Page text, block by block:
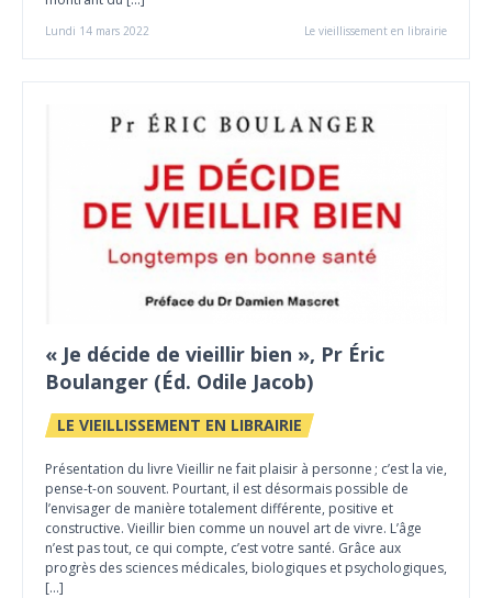
Lundi 14 mars 2022 Le vieillissement en librairie
« Je décide de vieillir bien », Pr Éric
Boulanger (Éd. Odile Jacob)
LE VIEILLISSEMENT EN LIBRAIRIE
Présentation du livre Vieillir ne fait plaisir à personne ; c’est la vie,
pense-t-on souvent. Pourtant, il est désormais possible de
l’envisager de manière totalement différente, positive et
constructive. Vieillir bien comme un nouvel art de vivre. L’âge
n’est pas tout, ce qui compte, c’est votre santé. Grâce aux
progrès des sciences médicales, biologiques et psychologiques,
[…]